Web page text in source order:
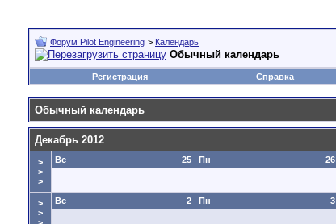
Форум Pilot Engineering > Календарь
Обычный календарь
Регистрация
Справка
Обычный календарь
Декабрь 2012
>
>
>
25
Вс 26
Пн
>
>
2
Вс 3
Пн